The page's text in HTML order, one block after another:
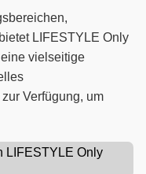
LIFESTYLE Only
vielseitige
Verfügung, um
LIFESTYLE Only